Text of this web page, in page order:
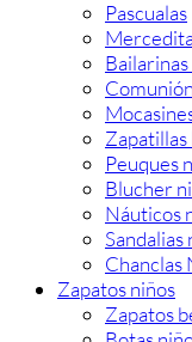
Pascualas
Zapatillas
Peuques
Blucher
Náuticos
Sandalias
Chanclas
Zapatos niños
Zapatos